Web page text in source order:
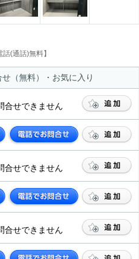
(通話)無料】
せ（無料）・お気に入り
合せできません
合せできません
合せできません